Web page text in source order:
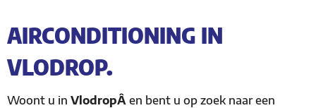
AIRCONDITIONING IN
VLODROP.
Woont u in VlodropÂ en bent u op zoek naar een